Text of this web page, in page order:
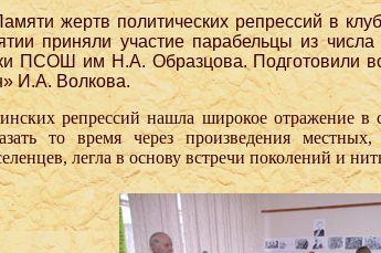
жертв политических репрессий в
приняли участие парабельцы из
ПСОШ им Н.А. Образцова. Подготовили
И.А. Волкова.
репрессий нашла широкое отражение в
то время через произведения
легла в основу встречи поколений и